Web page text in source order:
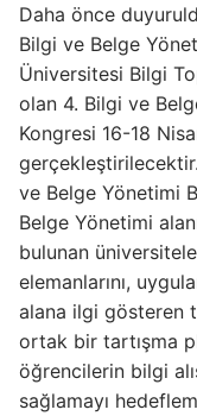
Daha önce
Bilgi ve Belge
Üniversitesi Bilgi
olan 4. Bilgi ve
Kongresi 16-18
ve Belge Yönetimi
Belge Yönetimi
bulunan
elemanlarını,
alana ilgi gösteren
ortak bir tartışma
öğrencilerin bilgi
sağlamayı